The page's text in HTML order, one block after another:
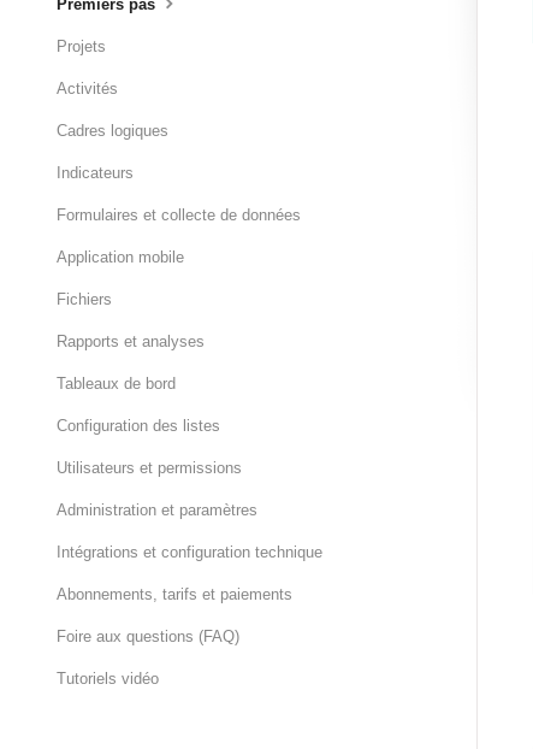
Premiers pas
Projets
Activités
Cadres logiques
Indicateurs
Formulaires et collecte de données
Application mobile
Fichiers
Rapports et analyses
Tableaux de bord
Configuration des listes
Utilisateurs et permissions
Administration et paramètres
Intégrations et configuration technique
Abonnements, tarifs et paiements
Foire aux questions (FAQ)
Tutoriels vidéo